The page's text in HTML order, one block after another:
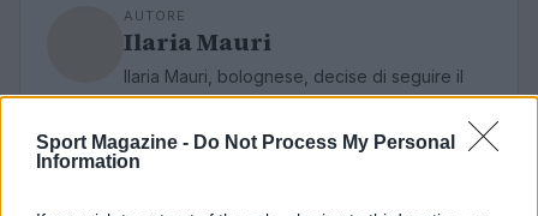
Sport Magazine - Do Not Process My Personal
Information
AUTORE
Ilaria Mauri
Ilaria Mauri, bolognese, decise di seguire il
giornalismo sportivo dopo una notte al
coordina le pagine di competizioni e